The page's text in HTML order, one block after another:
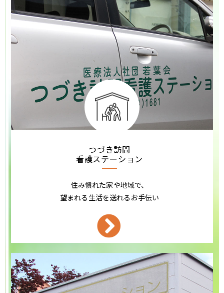
つづき訪問
看護ステーション
住み慣れた家や地域で、
望まれる生活を送れるお手伝い